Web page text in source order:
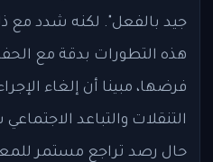
جيد بالفعل". لكنه شدد مع
هذه التطورات بدقة مع
فرضها، مبينا أن إلغاء
التنقلات والتباعد
حال رصد تراجع مستمر